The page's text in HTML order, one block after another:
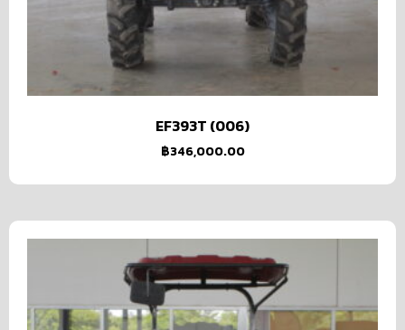
EF393T (006)
฿346,000.00